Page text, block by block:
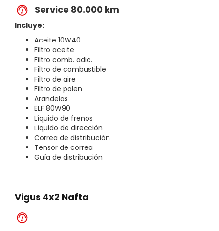
Service 80.000 km
Incluye:
Aceite 10W40
Filtro aceite
Filtro comb. adic.
Filtro de combustible
Filtro de aire
Filtro de polen
Arandelas
ELF 80W90
Líquido de frenos
Líquido de dirección
Correa de distribución
Tensor de correa
Guía de distribución
Vigus 4x2 Nafta